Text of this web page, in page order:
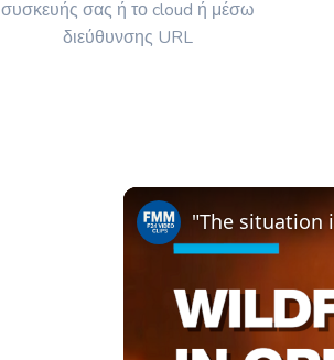
συσκευής σας ή το cloud ή μέσω
διεύθυνσης URL